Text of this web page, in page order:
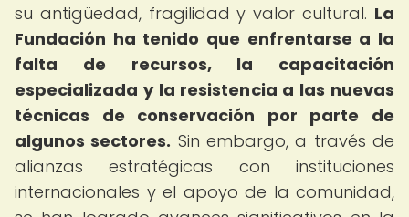
su antigüedad, fragilidad y valor cultural. La
Fundación ha tenido que enfrentarse a la
falta de recursos, la capacitación
especializada y la resistencia a las nuevas
técnicas de conservación por parte de
algunos sectores. Sin embargo, a través de
alianzas estratégicas con instituciones
internacionales y el apoyo de la comunidad,